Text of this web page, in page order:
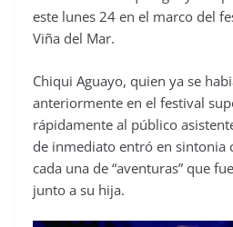
este lunes 24 en el marco del
Viña del Mar.
Chiqui Aguayo, quien ya se
anteriormente en el festival
rápidamente al público
de inmediato entró en sintonia
cada una de “aventuras” que
junto a su hija.